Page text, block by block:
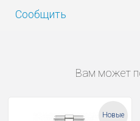
Сообщить
Вам может
Новые